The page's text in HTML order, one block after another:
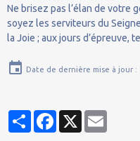
Ne brisez pas l’élan de votre
soyez les serviteurs du
la Joie ; aux jours d’épreuve,
Date de dernière mise à jour :
PartagerFacebook
X